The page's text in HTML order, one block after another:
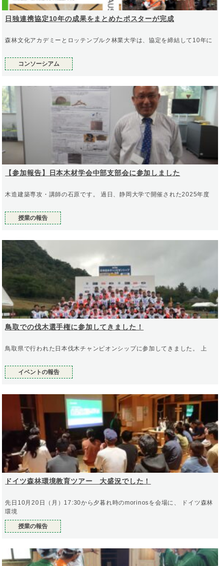
日独連携協定10年の成果をまとめたポスターが完成
森林文化アカデミーとロッテンブルク林業大学は、協定を締結して10年に
コンソーシアム
【参加報告】日本木材学会中部支部会に参加しました
木造建築専攻・講師の石原です。 過日、静岡大学で開催された2025年度
授業の報告
鳥取での伐木選手権に参加してきました！
鳥取県で行われた日本伐木チャンピオンシップに参加してきました。 上
イベントの報告
ドイツ森林環境教育ツアー 大盛況でした！
先日10月20日（月）17:30から夕暮れ時のmorinosを会場に、 ドイツ森林
環境
授業の報告